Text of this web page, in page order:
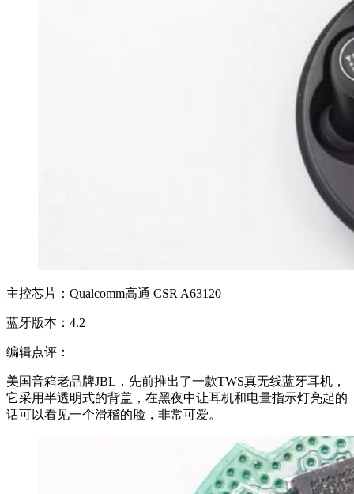
主控芯片：Qualcomm高通 CSR A63120
蓝牙版本：4.2
编辑点评：
美国音箱老品牌JBL，先前推出了一款TWS真无线蓝牙耳机，
它采用半透明式的背盖，在黑夜中让耳机和电量指示灯亮起的
话可以看见一个滑稽的脸，非常可爱。